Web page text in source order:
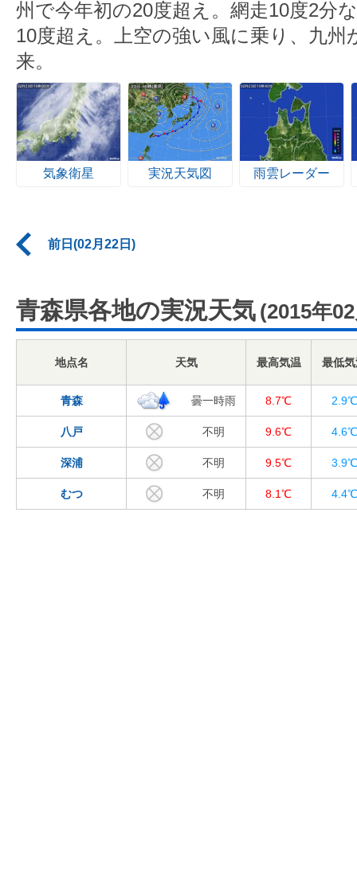
州で今年初の20度超え。網走10度2分
10度超え。上空の強い風に乗り、九州
来。
気象衛星 実況天気図 雨雲レーダー
前日(02月22日)
青森県各地の実況天気 (2015年
地点名 天気 最高気温 最低
青森 曇一時雨 8.7℃ 2.9℃
八戸 不明 9.6℃ 4.6℃
深浦 不明 9.5℃ 3.9℃
むつ 不明 8.1℃ 4.4℃